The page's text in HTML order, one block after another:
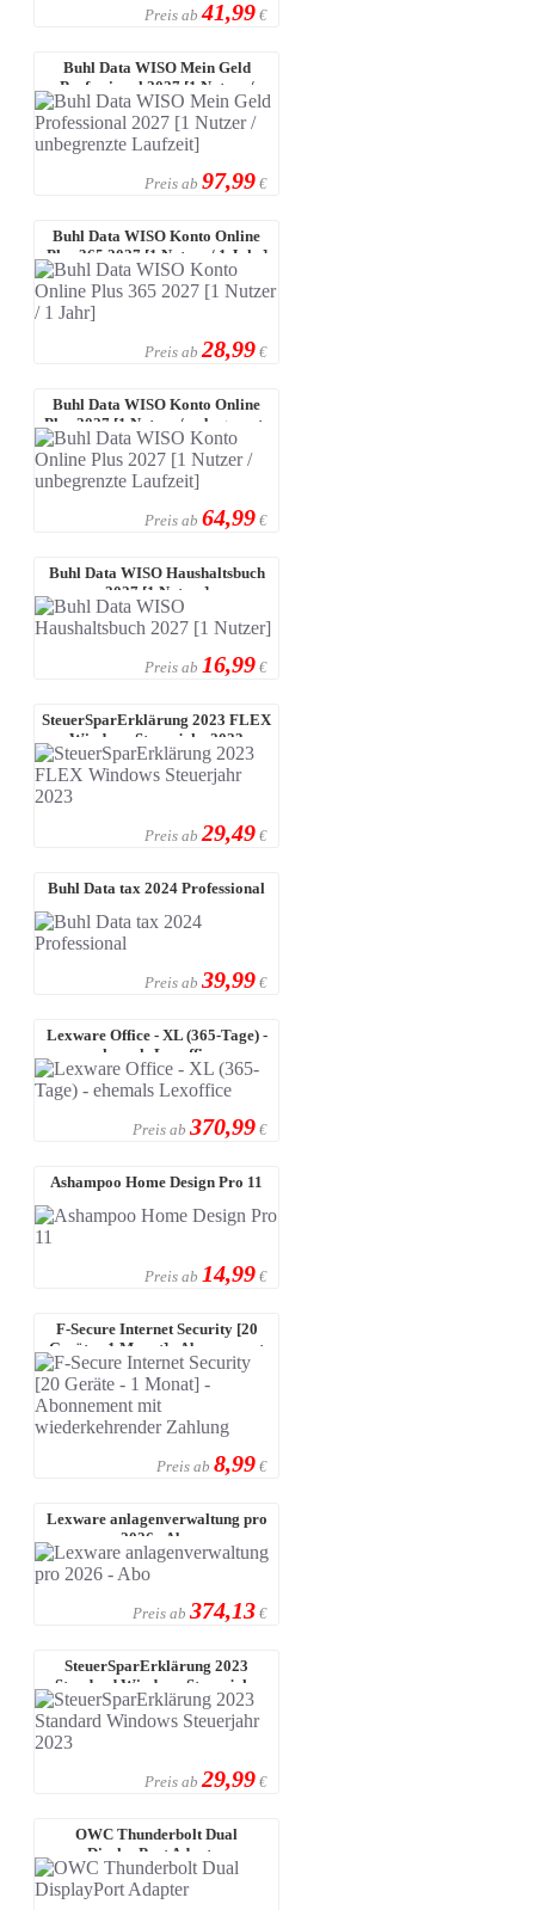
Preis ab 41,99 €
Buhl Data WISO Mein Geld
Professional 2027 [1 Nutzer /
unbegrenz ...
Preis ab 97,99 €
Buhl Data WISO Konto Online
Plus 365 2027 [1 Nutzer / 1 Jahr]
Preis ab 28,99 €
Buhl Data WISO Konto Online
Plus 2027 [1 Nutzer / unbegrenzte
La ...
Preis ab 64,99 €
Buhl Data WISO Haushaltsbuch
2027 [1 Nutzer]
Preis ab 16,99 €
SteuerSparErklärung 2023 FLEX
Windows Steuerjahr 2023
Preis ab 29,49 €
Buhl Data tax 2024 Professional
Preis ab 39,99 €
Lexware Office - XL (365-Tage) -
ehemals Lexoffice
Preis ab 370,99 €
Ashampoo Home Design Pro 11
Preis ab 14,99 €
F-Secure Internet Security [20
Geräte - 1 Monat] - Abonnement
mi ...
Preis ab 8,99 €
Lexware anlagenverwaltung pro
2026 - Abo
Preis ab 374,13 €
SteuerSparErklärung 2023
Standard Windows Steuerjahr
2023
Preis ab 29,99 €
OWC Thunderbolt Dual
DisplayPort Adapter